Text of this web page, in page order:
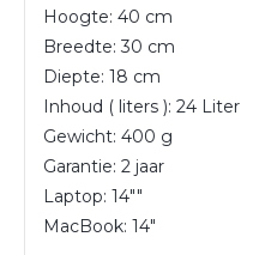
Hoogte: 40 cm
Breedte: 30 cm
Diepte: 18 cm
Inhoud ( liters ): 24 Liter
Gewicht: 400 g
Garantie: 2 jaar
Laptop: 14″″
MacBook: 14″